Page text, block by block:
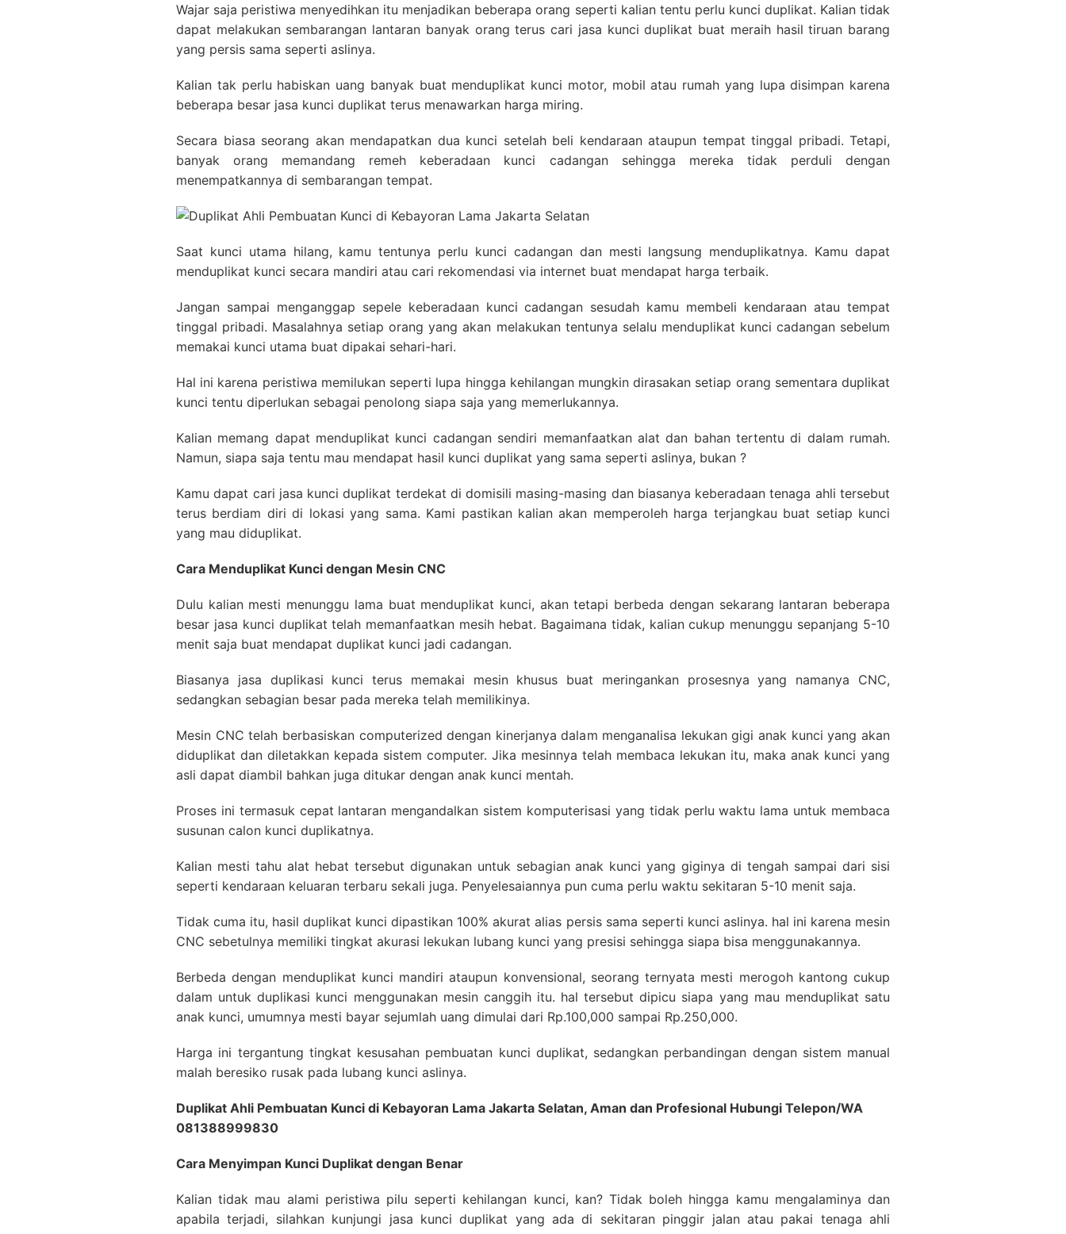
Wajar saja peristiwa menyedihkan itu menjadikan beberapa orang seperti kalian tentu perlu kunci duplikat. Kalian tidak
dapat melakukan sembarangan lantaran banyak orang terus cari jasa kunci duplikat buat meraih hasil tiruan barang
yang persis sama seperti aslinya.
Kalian tak perlu habiskan uang banyak buat menduplikat kunci motor, mobil atau rumah yang lupa disimpan karena
beberapa besar jasa kunci duplikat terus menawarkan harga miring.
Secara biasa seorang akan mendapatkan dua kunci setelah beli kendaraan ataupun tempat tinggal pribadi. Tetapi,
banyak orang memandang remeh keberadaan kunci cadangan sehingga mereka tidak perduli dengan
menempatkannya di sembarangan tempat.
Saat kunci utama hilang, kamu tentunya perlu kunci cadangan dan mesti langsung menduplikatnya. Kamu dapat
menduplikat kunci secara mandiri atau cari rekomendasi via internet buat mendapat harga terbaik.
Jangan sampai menganggap sepele keberadaan kunci cadangan sesudah kamu membeli kendaraan atau tempat
tinggal pribadi. Masalahnya setiap orang yang akan melakukan tentunya selalu menduplikat kunci cadangan sebelum
memakai kunci utama buat dipakai sehari-hari.
Hal ini karena peristiwa memilukan seperti lupa hingga kehilangan mungkin dirasakan setiap orang sementara duplikat
kunci tentu diperlukan sebagai penolong siapa saja yang memerlukannya.
Kalian memang dapat menduplikat kunci cadangan sendiri memanfaatkan alat dan bahan tertentu di dalam rumah.
Namun, siapa saja tentu mau mendapat hasil kunci duplikat yang sama seperti aslinya, bukan ?
Kamu dapat cari jasa kunci duplikat terdekat di domisili masing-masing dan biasanya keberadaan tenaga ahli tersebut
terus berdiam diri di lokasi yang sama. Kami pastikan kalian akan memperoleh harga terjangkau buat setiap kunci
yang mau diduplikat.
Cara Menduplikat Kunci dengan Mesin CNC
Dulu kalian mesti menunggu lama buat menduplikat kunci, akan tetapi berbeda dengan sekarang lantaran beberapa
besar jasa kunci duplikat telah memanfaatkan mesih hebat. Bagaimana tidak, kalian cukup menunggu sepanjang 5-10
menit saja buat mendapat duplikat kunci jadi cadangan.
Biasanya jasa duplikasi kunci terus memakai mesin khusus buat meringankan prosesnya yang namanya CNC,
sedangkan sebagian besar pada mereka telah memilikinya.
Mesin CNC telah berbasiskan computerized dengan kinerjanya dalam menganalisa lekukan gigi anak kunci yang akan
diduplikat dan diletakkan kepada sistem computer. Jika mesinnya telah membaca lekukan itu, maka anak kunci yang
asli dapat diambil bahkan juga ditukar dengan anak kunci mentah.
Proses ini termasuk cepat lantaran mengandalkan sistem komputerisasi yang tidak perlu waktu lama untuk membaca
susunan calon kunci duplikatnya.
Kalian mesti tahu alat hebat tersebut digunakan untuk sebagian anak kunci yang giginya di tengah sampai dari sisi
seperti kendaraan keluaran terbaru sekali juga. Penyelesaiannya pun cuma perlu waktu sekitaran 5-10 menit saja.
Tidak cuma itu, hasil duplikat kunci dipastikan 100% akurat alias persis sama seperti kunci aslinya. hal ini karena mesin
CNC sebetulnya memiliki tingkat akurasi lekukan lubang kunci yang presisi sehingga siapa bisa menggunakannya.
Berbeda dengan menduplikat kunci mandiri ataupun konvensional, seorang ternyata mesti merogoh kantong cukup
dalam untuk duplikasi kunci menggunakan mesin canggih itu. hal tersebut dipicu siapa yang mau menduplikat satu
anak kunci, umumnya mesti bayar sejumlah uang dimulai dari Rp.100,000 sampai Rp.250,000.
Harga ini tergantung tingkat kesusahan pembuatan kunci duplikat, sedangkan perbandingan dengan sistem manual
malah beresiko rusak pada lubang kunci aslinya.
Duplikat Ahli Pembuatan Kunci di Kebayoran Lama Jakarta Selatan, Aman dan Profesional Hubungi Telepon/WA
081388999830
Cara Menyimpan Kunci Duplikat dengan Benar
Kalian tidak mau alami peristiwa pilu seperti kehilangan kunci, kan? Tidak boleh hingga kamu mengalaminya dan
apabila terjadi, silahkan kunjungi jasa kunci duplikat yang ada di sekitaran pinggir jalan atau pakai tenaga ahli